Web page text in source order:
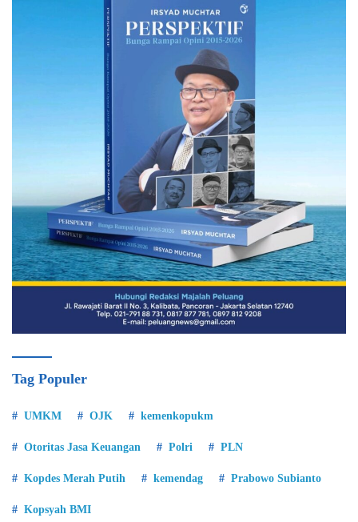
Tag Populer
UMKM OJK kemenkopukm
Otoritas Jasa Keuangan Polri PLN
Kopdes Merah Putih kemendag Prabowo Subianto
Kopsyah BMI